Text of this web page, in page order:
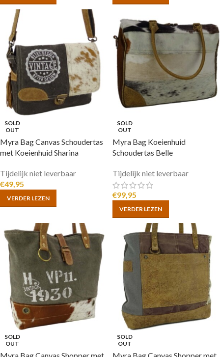
SOLD
OUT
Myra Bag Canvas Schoudertas
met Koeienhuid Sharina
Tijdelijk niet leverbaar
€49,95
VERDER LEZEN
SOLD
OUT
Myra Bag Koeienhuid
Schoudertas Belle
Tijdelijk niet leverbaar
€99,95
VERDER LEZEN
SOLD
OUT
SOLD
OUT